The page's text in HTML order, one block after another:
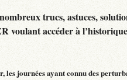
trucs, astuces,
voulant accéder à
journées ayant connu des